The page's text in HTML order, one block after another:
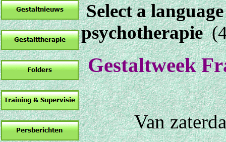
Select a
psychotherapie
Gestaltweek
Van